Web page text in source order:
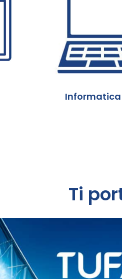
Informatica
Ti